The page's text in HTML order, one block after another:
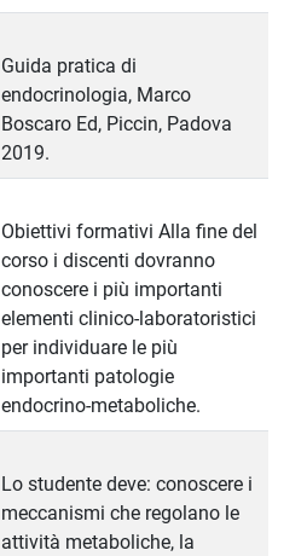
Guida pratica di
endocrinologia, Marco
Boscaro Ed, Piccin, Padova
2019.
Obiettivi formativi Alla fine del
corso i discenti dovranno
conoscere i più importanti
elementi clinico-laboratoristici
per individuare le più
importanti patologie
endocrino-metaboliche.
Lo studente deve: conoscere i
meccanismi che regolano le
attività metaboliche, la